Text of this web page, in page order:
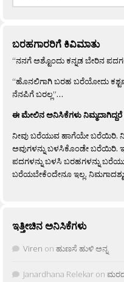
ಬರಹಗಾರರಿಗೆ ಕಿವಿಮಾತು
“ನನಗೆ ಅಶ್ಟೊಂದು ಕನ್ನಡ ಬೇರಿನ
“ಹೊನಲಿಗಾಗಿ ಬರಹ ಬರೆಯೋದು
ನೆನಪಿಗೆ ಬರಲ್ಲ”…
ಈ ಮೇಲಿನ ಅನಿಸಿಕೆಗಳು
ನೀವು ಬರೆಯುವ ಹಾಗೆಯೇ ಬರೆಯಿರಿ.
ಅವುಗಳನ್ನು ಬಳಸಿಕೊಂಡೇ ಬರೆಯಿರಿ.
ಪದಗಳನ್ನು ಬಳಸಿ ಬರಹಗಳನ್ನು
ಬರೆಯಬೇಕೆಂದೇನೂ ಇಲ್ಲ.
ಇತ್ತೀಚಿನ ಅನಿಸಿಕೆಗಳು
Viren on ಹುಣಸೆ ಹುಳಿ ಅನ್ನ
Janardhana Relekar on ಮರದ